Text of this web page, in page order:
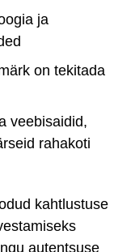
ja
on tekitada
veebisaidid,
rahakoti
kahtlustuse
autentsuse